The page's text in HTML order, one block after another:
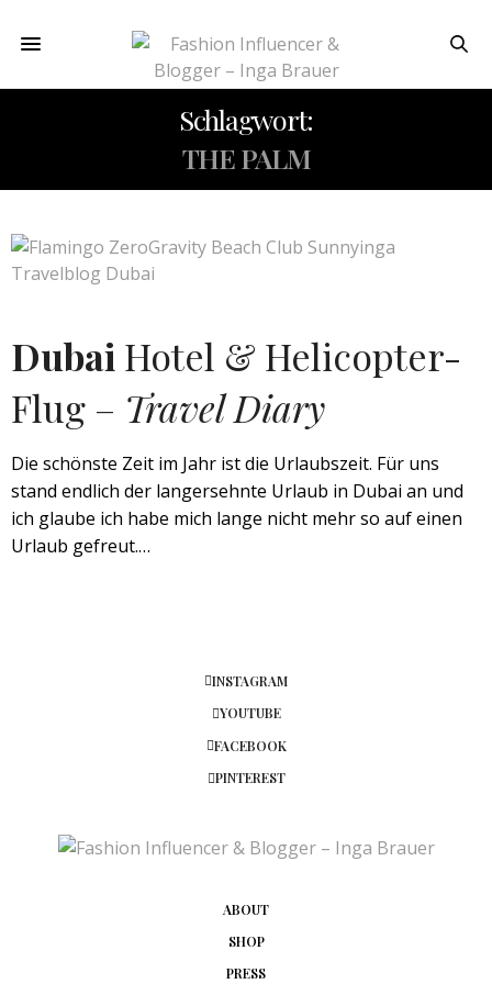
Schlagwort:
THE PALM
Dubai Hotel & Helicopter-
Flug – Travel Diary
Die schönste Zeit im Jahr ist die Urlaubszeit. Für uns
stand endlich der langersehnte Urlaub in Dubai an und
ich glaube ich habe mich lange nicht mehr so auf einen
Urlaub gefreut.…
INSTAGRAM
YOUTUBE
FACEBOOK
PINTEREST
ABOUT
SHOP
PRESS